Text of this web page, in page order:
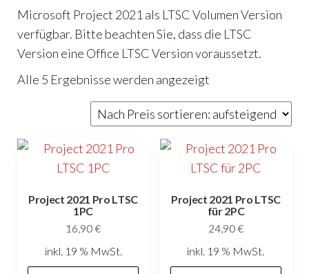
Microsoft Project 2021 als LTSC Volumen Version
verfügbar. Bitte beachten Sie, dass die LTSC
Version eine Office LTSC Version voraussetzt.
Alle 5 Ergebnisse werden angezeigt
Preis
sortiert:
Project 2021 Pro LTSC
1PC
16,90€
inkl. 19 % MwSt.
Project 2021 Pro LTSC
für 2PC
24,90€
inkl. 19 % MwSt.